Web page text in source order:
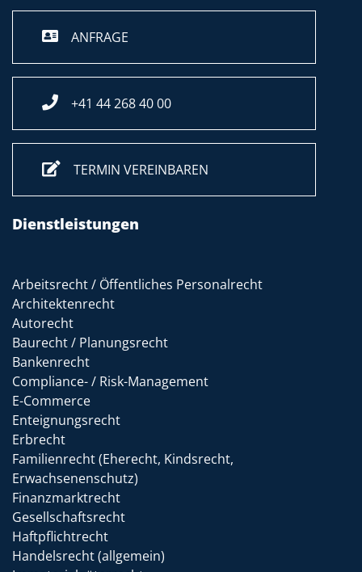
ANFRAGE
+41 44 268 40 00
TERMIN VEREINBAREN
Dienstleistungen
Arbeitsrecht / Öffentliches Personalrecht
Architektenrecht
Autorecht
Baurecht / Planungsrecht
Bankenrecht
Compliance- / Risk-Management
E-Commerce
Enteignungsrecht
Erbrecht
Familienrecht (Eherecht, Kindsrecht,
Erwachsenenschutz)
Finanzmarktrecht
Gesellschaftsrecht
Haftpflichtrecht
Handelsrecht (allgemein)